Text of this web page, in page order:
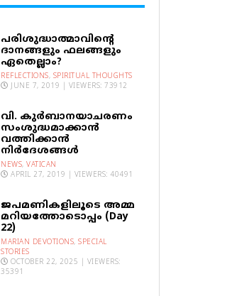
പരിശുദ്ധാത്മാവിന്റെ
ദാനങ്ങളും ഫലങ്ങളും
ഏതെല്ലാം?
REFLECTIONS, SPIRITUAL THOUGHTS
JUNE 7, 2019 | VIEWERS: 73912
വി. കുര്‍ബാനയാചരണം
സംശുദ്ധമാക്കാന്‍
വത്തിക്കാന്‍
നിര്‍ദേശങ്ങള്‍
NEWS, VATICAN
APRIL 27, 2019 | VIEWERS: 40491
ജപമണികളിലൂടെ അമ്മ
മറിയത്തോടൊപ്പം (Day
22)
MARIAN DEVOTIONS, SPECIAL
STORIES
OCTOBER 22, 2025 | VIEWERS:
35391